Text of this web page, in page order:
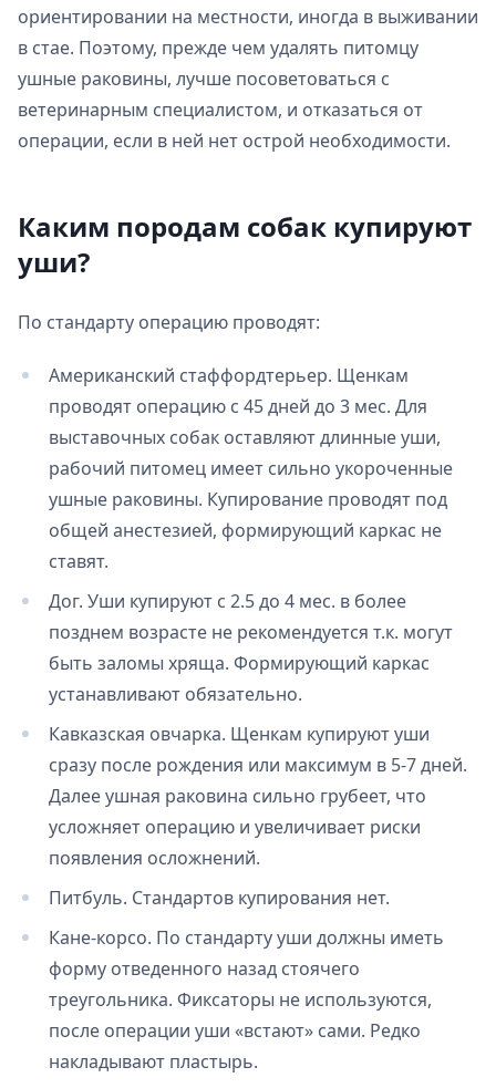
ориентировании на местности, иногда в выживании
в стае. Поэтому, прежде чем удалять питомцу
ушные раковины, лучше посоветоваться с
ветеринарным специалистом, и отказаться от
операции, если в ней нет острой необходимости.
Каким породам собак купируют
уши?
По стандарту операцию проводят:
Американский стаффордтерьер. Щенкам
проводят операцию с 45 дней до 3 мес. Для
выставочных собак оставляют длинные уши,
рабочий питомец имеет сильно укороченные
ушные раковины. Купирование проводят под
общей анестезией, формирующий каркас не
ставят.
Дог. Уши купируют с 2.5 до 4 мес. в более
позднем возрасте не рекомендуется т.к. могут
быть заломы хряща. Формирующий каркас
устанавливают обязательно.
Кавказская овчарка. Щенкам купируют уши
сразу после рождения или максимум в 5-7 дней.
Далее ушная раковина сильно грубеет, что
усложняет операцию и увеличивает риски
появления осложнений.
Питбуль. Стандартов купирования нет.
Кане-корсо. По стандарту уши должны иметь
форму отведенного назад стоячего
треугольника. Фиксаторы не используются,
после операции уши «встают» сами. Редко
накладывают пластырь.